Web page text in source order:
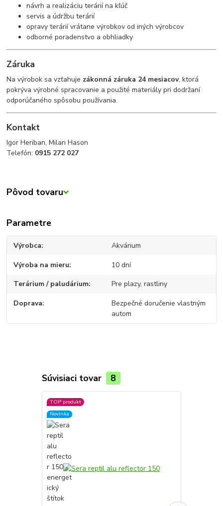
návrh a realizáciu terárií na kľúč
servis a údržbu terárií
opravy terárií vrátane výrobkov od iných výrobcov
odborné poradenstvo a obhliadky
Záruka
Na výrobok sa vzťahuje zákonná záruka 24 mesiacov, ktorá
pokrýva výrobné spracovanie a použité materiály pri dodržaní
odporúčaného spôsobu používania.
Kontakt
Igor Heriban, Milan Hason
Telefón: 0915 272 027
Pôvod tovaru
Parametre
Výrobca Akvárium
Výroba na mieru 10 dní
Terárium / paludárium Pre plazy, rastliny
Doprava
Bezpečné doručenie vlastným
autom
Súvisiaci tovar 8
TOP produkt
Novinka